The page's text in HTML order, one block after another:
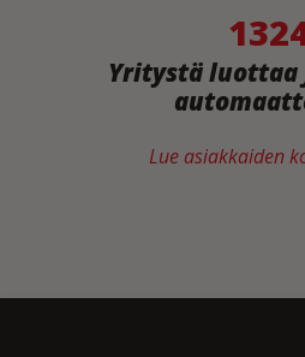
Yritystä luottaa
Lue asiakkaiden